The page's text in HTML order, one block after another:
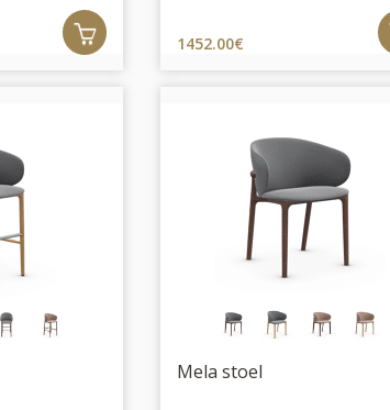
1452.00€
Mela stoel